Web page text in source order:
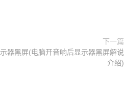
下一篇
器黑屏(电脑开音响后显示器黑屏解说
介绍)